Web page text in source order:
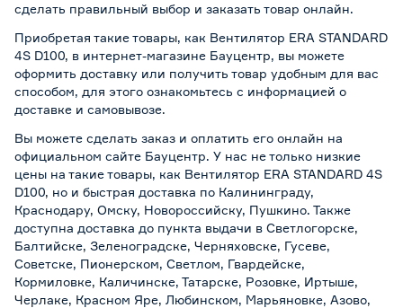
сделать правильный выбор и заказать товар онлайн.
Приобретая такие товары, как Вентилятор ERA STANDARD
4S D100, в интернет-магазине Бауцентр, вы можете
оформить доставку или получить товар удобным для вас
способом, для этого ознакомьтесь с информацией о
доставке и самовывозе.
Вы можете сделать заказ и оплатить его онлайн на
официальном сайте Бауцентр. У нас не только низкие
цены на такие товары, как Вентилятор ERA STANDARD 4S
D100, но и быстрая доставка по Калининграду,
Краснодару, Омску, Новороссийску, Пушкино. Также
доступна доставка до пункта выдачи в Светлогорске,
Балтийске, Зеленоградске, Черняховске, Гусеве,
Советске, Пионерском, Светлом, Гвардейске,
Кормиловке, Каличинске, Татарске, Розовке, Иртыше,
Черлаке, Красном Яре, Любинском, Марьяновке, Азово,